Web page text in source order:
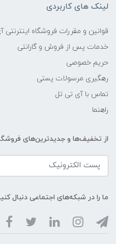
لینک های کاربردی
قوانین و مقررات فروشگاه اینترنتی
خدمات پس از فروش و گارانتی
حریم خصوصی
رهگیری مرسولات پستی
تماس با آی تی تل
راهنما
از تخفیف‌ها و جدیدترین‌های
ما را در شبکه‌های اجتماعی دنبال